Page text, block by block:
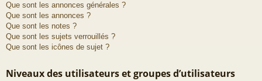
Que sont les annonces générales ?
Que sont les annonces ?
Que sont les notes ?
Que sont les sujets verrouillés ?
Que sont les icônes de sujet ?
Niveaux des utilisateurs et groupes d’utilisateurs